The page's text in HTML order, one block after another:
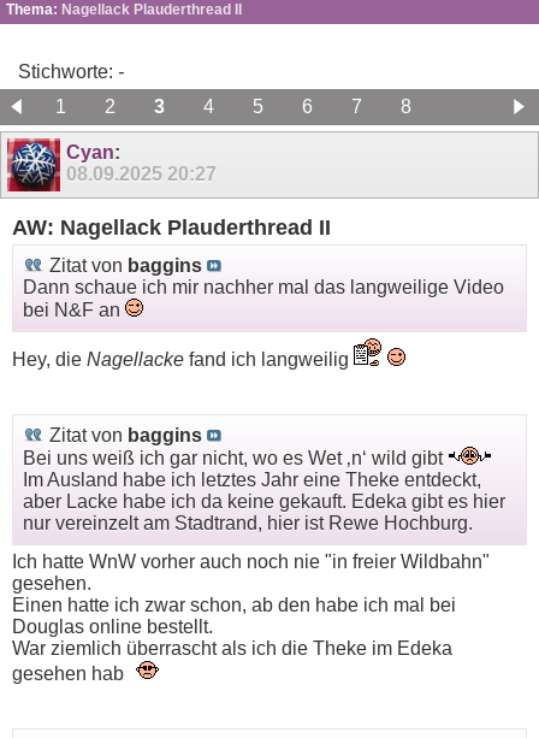
Thema: Nagellack Plauderthread II
Stichworte: -
1
2 3 4 5 6 7 8
Cyan:
08.09.2025 20:27
AW: Nagellack Plauderthread II
Zitat von baggins
Dann schaue ich mir nachher mal das langweilige Video
bei N&F an
Hey, die Nagellacke fand ich langweilig
Zitat von baggins
Bei uns weiß ich gar nicht, wo es Wet ‚n‘ wild gibt
Im Ausland habe ich letztes Jahr eine Theke entdeckt,
aber Lacke habe ich da keine gekauft. Edeka gibt es hier
nur vereinzelt am Stadtrand, hier ist Rewe Hochburg.
Ich hatte WnW vorher auch noch nie "in freier Wildbahn"
gesehen.
Einen hatte ich zwar schon, ab den habe ich mal bei
Douglas online bestellt.
War ziemlich überrascht als ich die Theke im Edeka
gesehen hab